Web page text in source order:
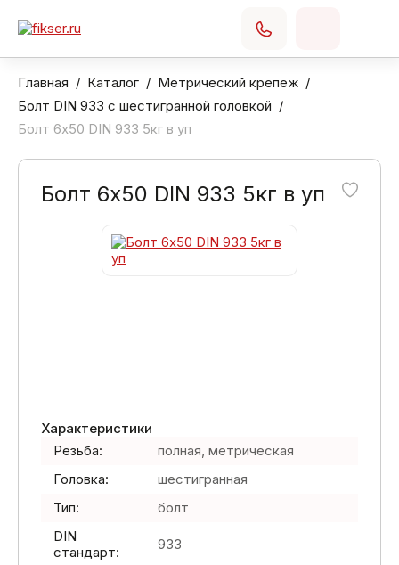
Главная Каталог
Метрический крепеж
Болт DIN 933 с шестигранной головкой
Болт 6х50 DIN 933 5кг в уп
Болт 6х50 DIN 933 5кг в уп
Характеристики
Резьба:
полная, метрическая
Головка:
шестигранная
Тип:
болт
DIN
стандарт:
933